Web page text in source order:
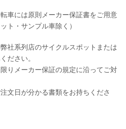
車には原則メーカー保証書をご用意
ト・サンプル車除く）
社系列店のサイクルスポットまたは
ださい。
りメーカー保証の規定に沿ってご対
文日が分かる書類をお持ちくださ